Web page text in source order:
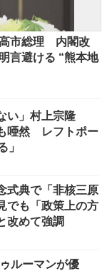
高市総理 内閣改
言避ける “熊本地
い」村上宗隆
唖然 レフトポー
」
典で「非核三原
も「政策上の方
改めて強調
ルーマンが優